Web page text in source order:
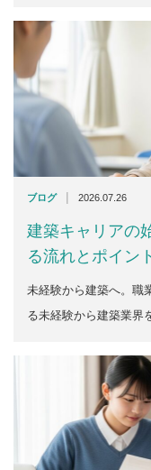
ブログ | 2026.07.26
建築キャリアの
る流れとポイン
未経験から建築へ。職
る未経験から建築業界